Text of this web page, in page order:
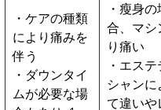
・ケアの種類
により痛みを
伴う
・ダウンタイ
ムが必要な場
・瘦身の場
合、マシ
り痛い
・エステ
シャンに
て違いや